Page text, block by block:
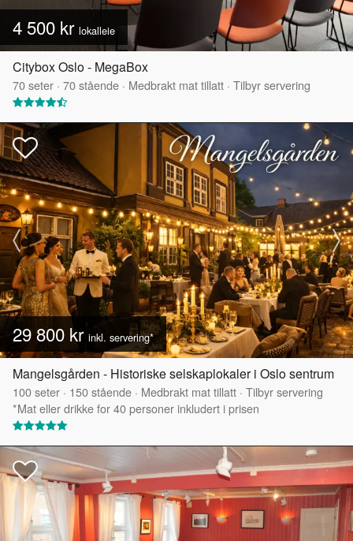
4 500 kr lokalleie
Citybox Oslo - MegaBox
70seter · 70stående · Medbrakt mat tillatt · Tilbyr servering
29 800 kr inkl. servering*
Mangelsgården - Historiske selskaplokaler i Oslo sentrum
100seter · 150stående · Medbrakt mat tillatt · Tilbyr servering
*Mat eller drikke for 40 personer inkludert i prisen